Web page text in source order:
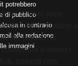
potrebbero
di pubblico
in contrario
alla redazione
immagini
di essi sono
altri ci aiutano a
(cookie di
o meno i
potresti non